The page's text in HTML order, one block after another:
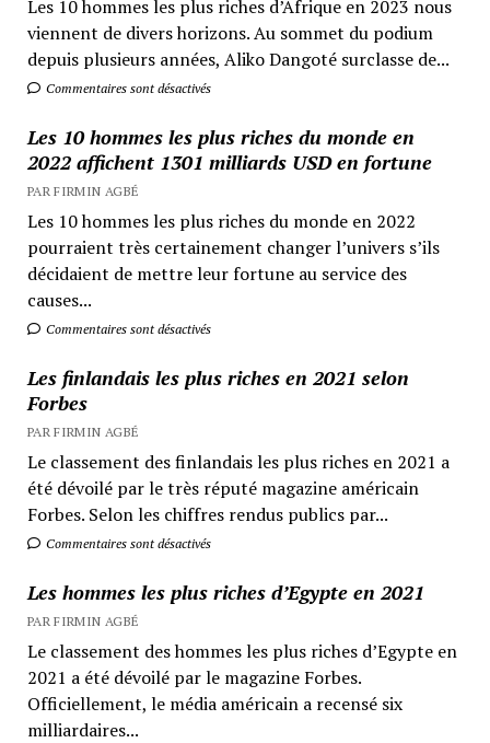
Les 10 hommes les plus riches d’Afrique en 2023 nous
viennent de divers horizons. Au sommet du podium
depuis plusieurs années, Aliko Dangoté surclasse de...
Commentaires sont désactivés
Les 10 hommes les plus riches du monde en
2022 affichent 1301 milliards USD en fortune
PAR FIRMIN AGBÉ
Les 10 hommes les plus riches du monde en 2022
pourraient très certainement changer l’univers s’ils
décidaient de mettre leur fortune au service des
causes...
Commentaires sont désactivés
Les finlandais les plus riches en 2021 selon
Forbes
PAR FIRMIN AGBÉ
Le classement des finlandais les plus riches en 2021 a
été dévoilé par le très réputé magazine américain
Forbes. Selon les chiffres rendus publics par...
Commentaires sont désactivés
Les hommes les plus riches d’Egypte en 2021
PAR FIRMIN AGBÉ
Le classement des hommes les plus riches d’Egypte en
2021 a été dévoilé par le magazine Forbes.
Officiellement, le média américain a recensé six
milliardaires...